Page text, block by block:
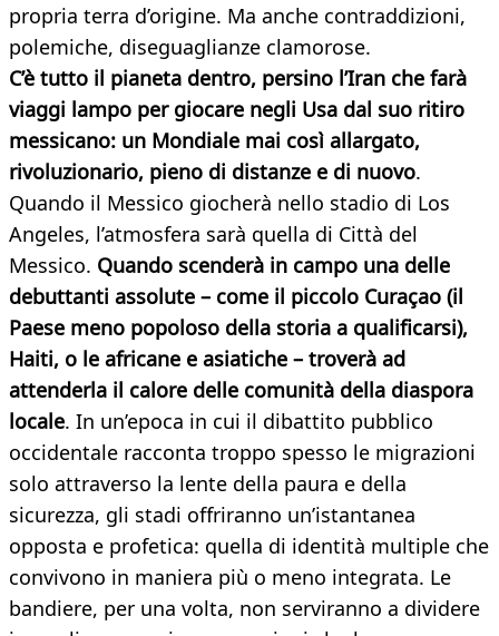
propria terra d’origine. Ma anche contraddizioni,
polemiche, diseguaglianze clamorose.
C’è tutto il pianeta dentro, persino l’Iran che farà
viaggi lampo per giocare negli Usa dal suo ritiro
messicano: un Mondiale mai così allargato,
rivoluzionario, pieno di distanze e di nuovo.
Quando il Messico giocherà nello stadio di Los
Angeles, l’atmosfera sarà quella di Città del
Messico. Quando scenderà in campo una delle
debuttanti assolute – come il piccolo Curaçao (il
Paese meno popoloso della storia a qualificarsi),
Haiti, o le africane e asiatiche – troverà ad
attenderla il calore delle comunità della diaspora
locale. In un’epoca in cui il dibattito pubblico
occidentale racconta troppo spesso le migrazioni
solo attraverso la lente della paura e della
sicurezza, gli stadi offriranno un’istantanea
opposta e profetica: quella di identità multiple che
convivono in maniera più o meno integrata. Le
bandiere, per una volta, non serviranno a dividere